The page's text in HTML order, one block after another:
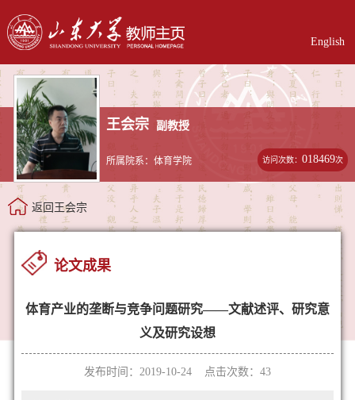
English
王会宗 副教授
所属院系：体育学院 访问次数：018469次
返回王会宗
论文成果
体育产业的垄断与竞争问题研究——文献述评、研究意
义及研究设想
发布时间：2019-10-24 点击次数： 43